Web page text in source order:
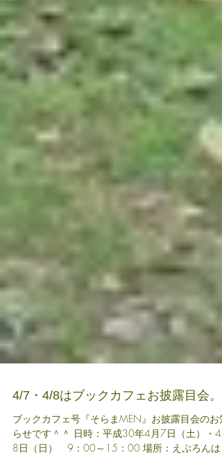
4/7・4/8はブックカフェお披露目会。
ブックカフェ号『そらまMEN』お披露目会のお知